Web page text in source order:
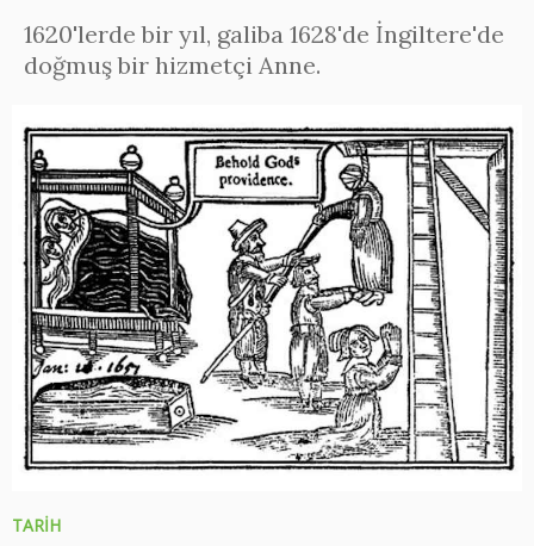
1620'lerde bir yıl, galiba 1628'de İngiltere'de
doğmuş bir hizmetçi Anne.
TARİH